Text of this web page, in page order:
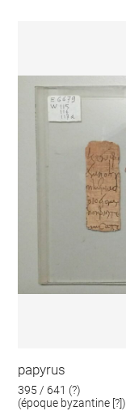
papyrus
395 / 641 (?)
(époque byzantine [?])